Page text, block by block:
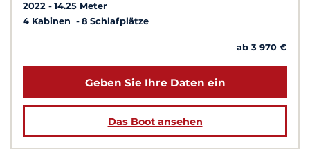
2022
14.25 Meter
4 Kabinen
8 Schlafplätze
ab 3 970 €
Geben Sie Ihre Daten ein
Das Boot ansehen